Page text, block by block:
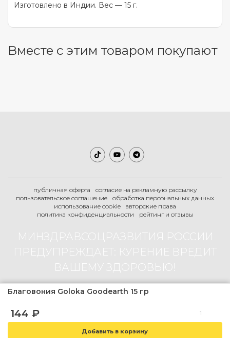
Благовония Goloka Goodearth 15 гр
144 ₽
Изготовлено в Индии. Вес — 15 г.
Вместе с этим товаром покупают
публичная оферта
согласие на рекламную рассылку
пользовательское соглашение
обработка персональных данных
использование cookie
авторские права
политика конфиденциальности
рейтинг и отзывы
МИНЗДРАВСОЦРАЗВИТИЯ РОССИИ
ПРЕДУПРЕЖДАЕТ: КУРЕНИЕ ВРЕДИТ
ВАШЕМУ ЗДОРОВЬЮ!
2007-2026 © Boogie-Shop.ru
магазин содержит товар не предназначенный для продажи лицам